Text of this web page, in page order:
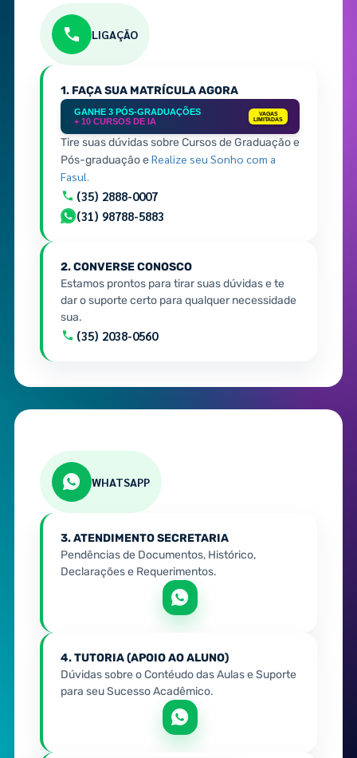
LIGAÇÃO
1. FAÇA SUA MATRÍCULA AGORA
GANHE 3 PÓS-GRADUAÇÕES
+ 10 CURSOS DE IA
VAGAS
LIMITADAS
Tire suas dúvidas sobre Cursos de Graduação e
Pós-graduação eRealize seu Sonho com a
Fasul.
(35) 2888-0007
(31) 98788-5883
2. CONVERSE CONOSCO
Estamos prontos para tirar suas dúvidas e te
dar o suporte certo para qualquer necessidade
sua.
(35) 2038-0560
WHATSAPP
3. ATENDIMENTO SECRETARIA
Pendências de Documentos, Histórico,
Declarações e Requerimentos.
4. TUTORIA (APOIO AO ALUNO)
Dúvidas sobre o Contéudo das Aulas e Suporte
para seu Sucesso Acadêmico.